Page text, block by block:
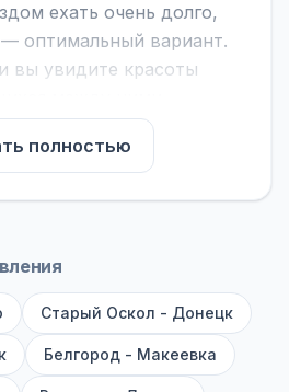
ехать очень долго,
оптимальный вариант.
вы увидите красоты
можете найти
Губкин -
рейсы и выбрать
на микроавтобусы (8–18
(от 40 мест): у них лучше
ощущается меньше.
полностью
Старый Оскол - Донецк
Белгород - Макеевка